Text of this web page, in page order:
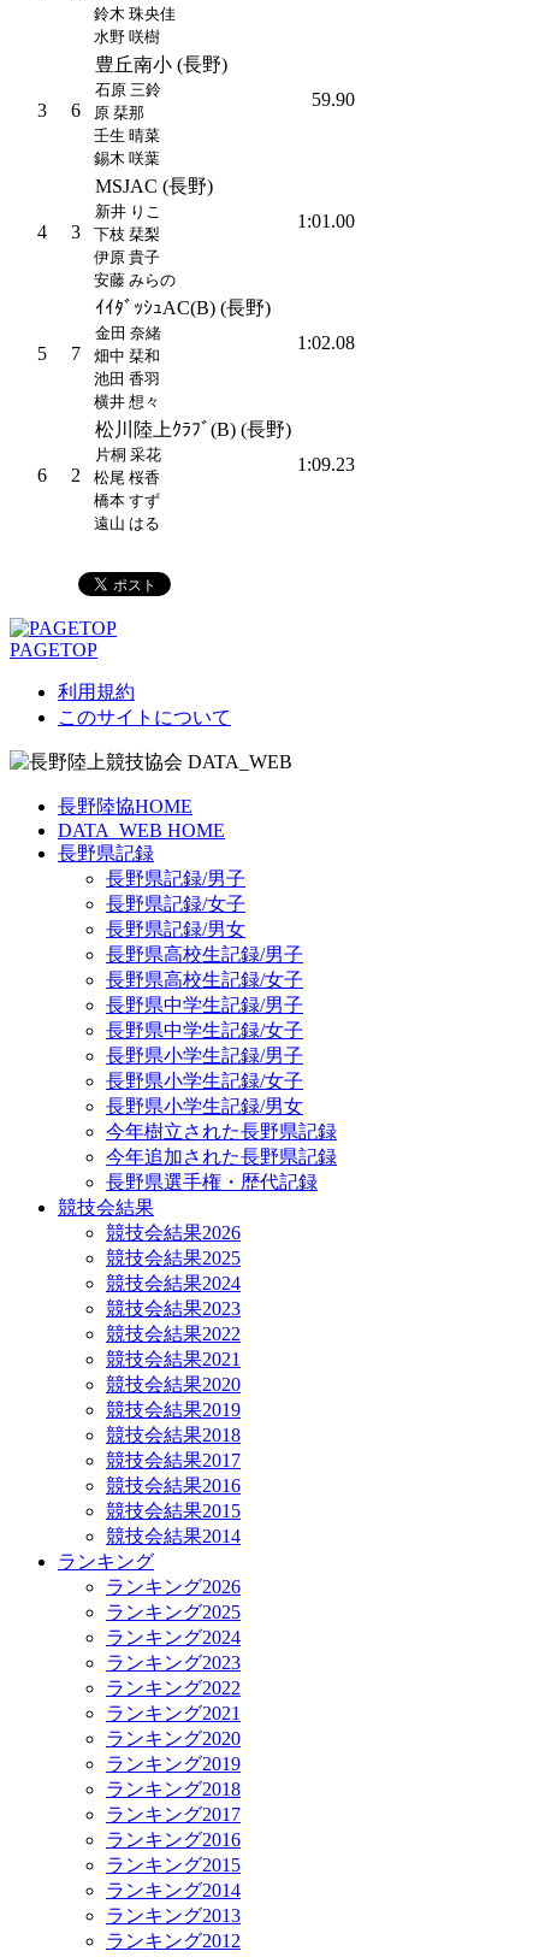
鈴木 珠央佳
水野 咲樹
3 6
豊丘南小 (長野)
石原 三鈴
原 栞那
壬生 晴菜
錫木 咲葉
59.90
4 3
MSJAC (長野)
新井 りこ
下枝 栞梨
伊原 貴子
安藤 みらの
1:01.00
5 7
ｲｲﾀﾞｯｼｭAC(B) (長野)
金田 奈緒
畑中 栞和
池田 香羽
横井 想々
1:02.08
6 2
松川陸上ｸﾗﾌﾞ(B) (長野)
片桐 采花
松尾 桜香
橋本 すず
遠山 はる
1:09.23
PAGETOP
利用規約
このサイトについて
長野陸協HOME
DATA_WEB HOME
長野県記録
長野県記録/男子
長野県記録/女子
長野県記録/男女
長野県高校生記録/男子
長野県高校生記録/女子
長野県中学生記録/男子
長野県中学生記録/女子
長野県小学生記録/男子
長野県小学生記録/女子
長野県小学生記録/男女
今年樹立された長野県記録
今年追加された長野県記録
長野県選手権・歴代記録
競技会結果
競技会結果2026
競技会結果2025
競技会結果2024
競技会結果2023
競技会結果2022
競技会結果2021
競技会結果2020
競技会結果2019
競技会結果2018
競技会結果2017
競技会結果2016
競技会結果2015
競技会結果2014
ランキング
ランキング2026
ランキング2025
ランキング2024
ランキング2023
ランキング2022
ランキング2021
ランキング2020
ランキング2019
ランキング2018
ランキング2017
ランキング2016
ランキング2015
ランキング2014
ランキング2013
ランキング2012